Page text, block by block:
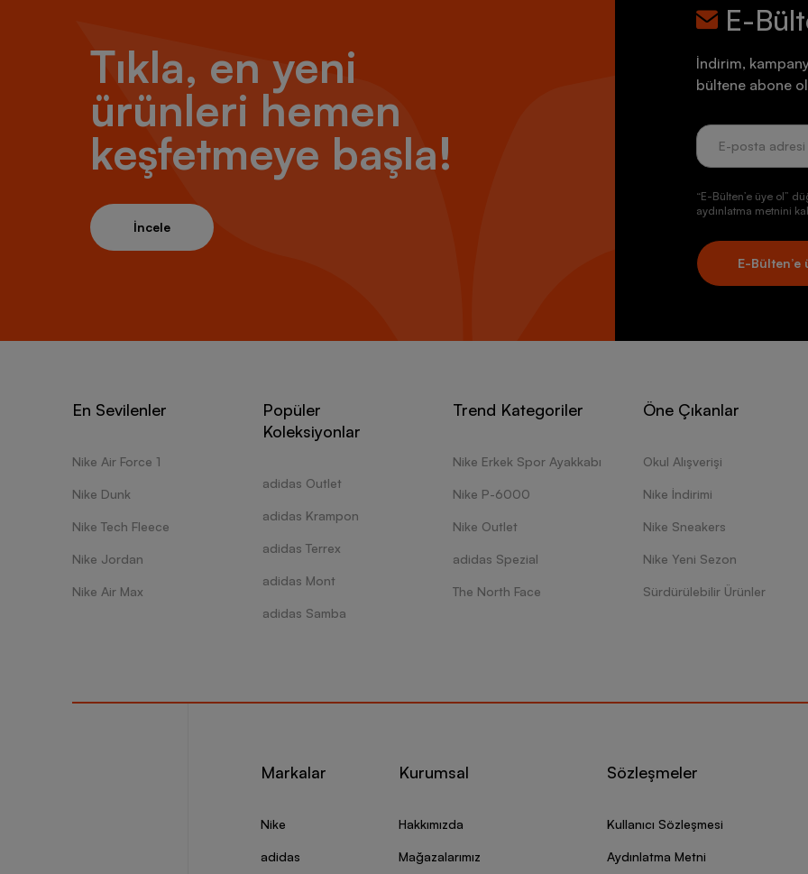
Tıkla, en yeni
ürünleri hemen
keşfetmeye başla!
İncele
E-
İndirim,
bültene abone
“E-Bülten’e üye ol”
aydınlatma metnini
E-Bülten’e
En Sevilenler
Nike Air Force 1
Nike Dunk
Nike Tech Fleece
Nike Jordan
Nike Air Max
Popüler
Koleksiyonlar
adidas Outlet
adidas Krampon
adidas Terrex
adidas Mont
adidas Samba
Trend Kategoriler
Nike Erkek Spor Ayakkabı
Nike P-6000
Nike Outlet
adidas Spezial
The North Face
Öne Çıkanlar
Okul Alışverişi
Nike İndirimi
Nike Sneakers
Nike Yeni Sezon
Sürdürülebilir Ürünler
Markalar
Nike
adidas
Kurumsal
Hakkımızda
Mağazalarımız
Sözleşmeler
Kullanıcı Sözleşmesi
Aydınlatma Metni